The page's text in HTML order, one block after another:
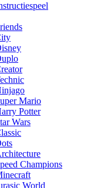
Mario
Potter
Wars
Champions
World